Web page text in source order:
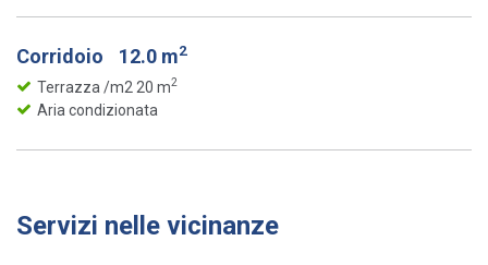
Corridoio 12.0 m2
Terrazza /m2 20 m2
Aria condizionata
Servizi nelle vicinanze